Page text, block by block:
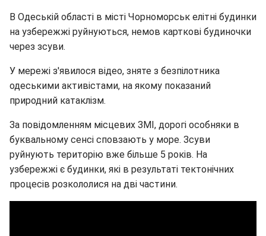
В Одеській області в місті Чорноморськ елітні будинки
на узбережжі руйнуються, немов карткові будиночки
через зсуви.
У мережі з'явилося відео, зняте з безпілотника
одеськими активістами, на якому показаний
природний катаклізм.
За повідомленням місцевих ЗМІ, дорогі особняки в
буквальному сенсі сповзають у море. Зсуви
руйнують територію вже більше 5 років. На
узбережжі є будинки, які в результаті тектонічних
процесів розкололися на дві частини.